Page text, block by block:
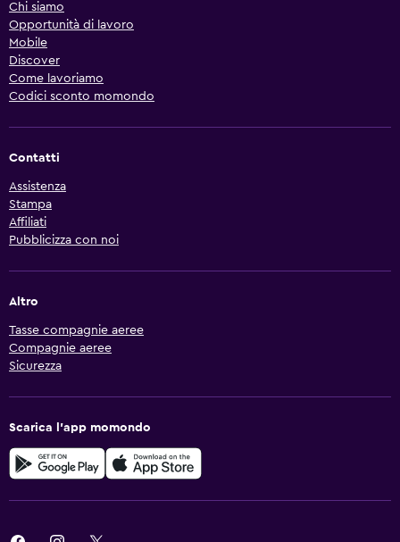
Chi siamo
Opportunità di lavoro
Mobile
Discover
Come lavoriamo
Codici sconto momondo
Contatti
Assistenza
Stampa
Affiliati
Pubblicizza con noi
Altro
Tasse compagnie aeree
Compagnie aeree
Sicurezza
Scarica l'app momondo